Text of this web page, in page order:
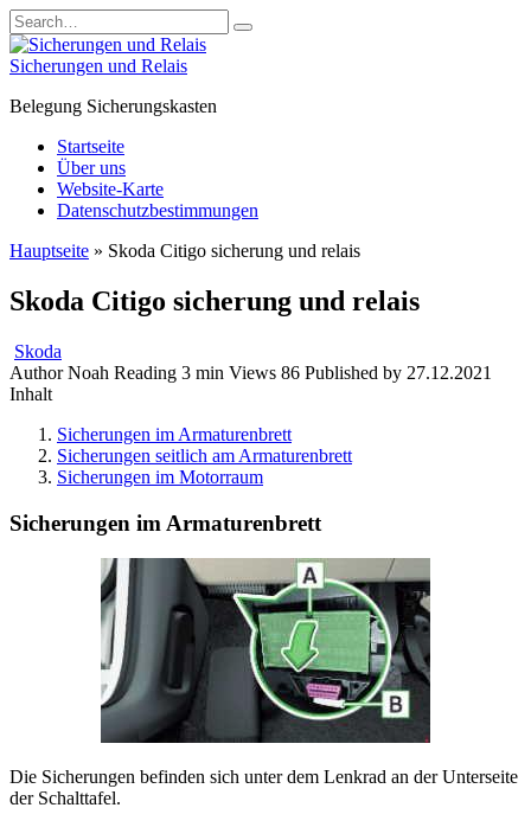
Skip
to
content
Search
for:
Sicherungen und Relais
Belegung Sicherungskasten
Startseite
Über uns
Website-Karte
Datenschutzbestimmungen
Hauptseite » Skoda Citigo sicherung und relais
Skoda Citigo sicherung und relais
Skoda
Author Noah Reading 3 min Views 86 Published by 27.12.2021
Inhalt
Sicherungen im Armaturenbrett
Sicherungen seitlich am Armaturenbrett
Sicherungen im Motorraum
Sicherungen im Armaturenbrett
Die Sicherungen befinden sich unter dem Lenkrad an der Unterseite
der Schalttafel.